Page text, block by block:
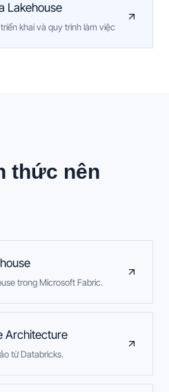
Lakehouse
khai và quy trình làm việc
thức nên
trong Microsoft Fabric.
Architecture
từ Databricks.